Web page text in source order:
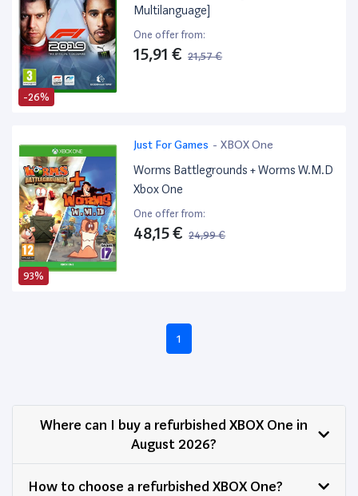
-26%
Multilanguage]
One offer from:
15,91 € 21,57 €
93%
Just For Games - XBOX One
Worms Battlegrounds + Worms W.M.D
Xbox One
One offer from:
48,15 € 24,99 €
1
Where can I buy a refurbished XBOX One in
August 2026?
How to choose a refurbished XBOX One?